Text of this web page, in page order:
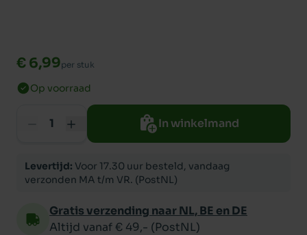
€ 6,99per stuk
Op voorraad
In winkelmand
Levertijd: Voor 17.30 uur besteld, vandaag
verzonden MA t/m VR. (PostNL)
Gratis verzending naar NL, BE en DE
Altijd vanaf € 49,- (PostNL)